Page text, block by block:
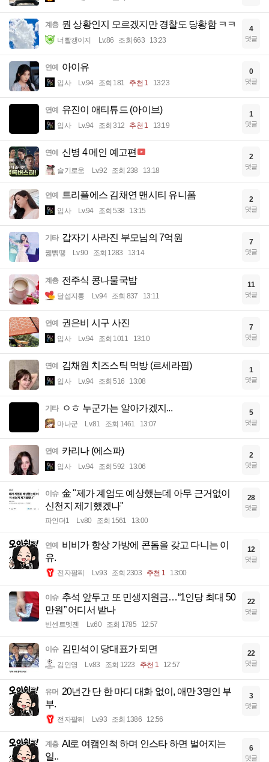
계층 뭔 상황인지 모르겠지만 경찰도 당황함 ㅋㅋ
너빨갱이지 Lv.86 조회 663 13:23
4
댓글
연예 아이유
입사 Lv.94 조회 181 추천 1 13:23
0
댓글
연예 유진이 애티튜드 (아이브)
입사 Lv.94 조회 312 추천 1 13:19
1
댓글
연예 신병 4 메인 예고편
슬기로움 Lv.92 조회 238 13:18
2
댓글
연예 트리플에스 김채연 맨시티 유니폼
입사 Lv.94 조회 538 13:15
2
댓글
기타 갑자기 사라진 부모님의 7억원
꿻뻵뗗 Lv.90 조회 1283 13:14
7
댓글
계층 전주식 콩나물국밥
달섭지롱 Lv.94 조회 837 13:11
11
댓글
연예 권은비 시구 사진
입사 Lv.94 조회 1011 13:10
7
댓글
연예 김채원 치즈스틱 먹방 (르세라핌)
입사 Lv.94 조회 516 13:08
1
댓글
기타 ㅇㅎ 누군가는 알아가겠지...
마나군 Lv.81 조회 1461 13:07
5
댓글
연예 카리나 (에스파)
입사 Lv.94 조회 592 13:06
2
댓글
이슈 金 "제가 계엄도 예상했는데 아무 근거없이
신천지 제기했겠나"
파인더1 Lv.80 조회 1561 13:00
28
댓글
연예 비비가 항상 가방에 콘돔을 갖고 다니는 이
유.
전자팔찌 Lv.93 조회 2303 추천 1 13:00
12
댓글
이슈 추석 앞두고 또 민생지원금…“1인당 최대 50
만원” 어디서 받나
빈센트멧젠 Lv.60 조회 1785 12:57
22
댓글
이슈 김민석이 당대표가 되면
김인영 Lv.83 조회 1223 추천 1 12:57
22
댓글
유머 20년간 단 한 마디 대화 없이, 애만 3명인 부
부.
전자팔찌 Lv.93 조회 1386 12:56
3
댓글
계층 AI로 여캠인척 하며 인스타 하면 벌어지는
일..
6
댓글